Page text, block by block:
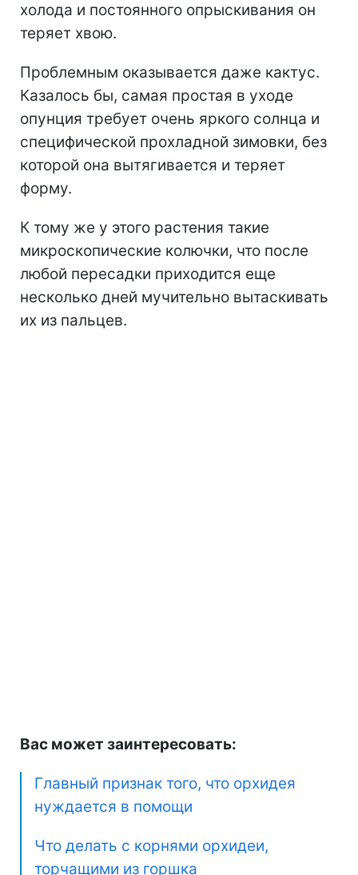
холода и постоянного опрыскивания он
теряет хвою.
Проблемным оказывается даже кактус.
Казалось бы, самая простая в уходе
опунция требует очень яркого солнца и
специфической прохладной зимовки, без
которой она вытягивается и теряет
форму.
К тому же у этого растения такие
микроскопические колючки, что после
любой пересадки приходится еще
несколько дней мучительно вытаскивать
их из пальцев.
Вас может заинтересовать:
Главный признак того, что орхидея
нуждается в помощи
Что делать с корнями орхидеи,
торчащими из горшка